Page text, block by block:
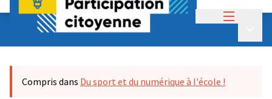
Budget Participatif JEUNESSE 2024
💡 Consulter les projets déposés
Compris dans Du sport et du numérique à l'école !